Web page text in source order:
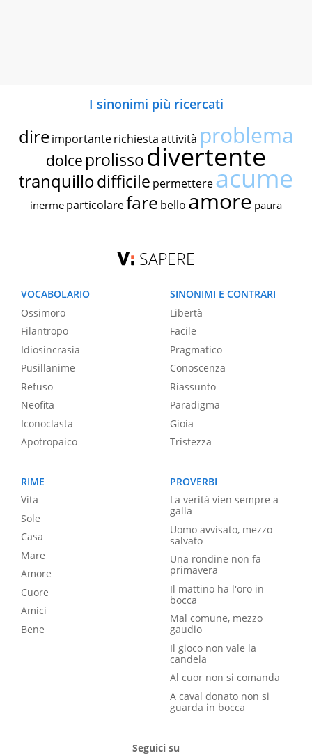
I sinonimi più ricercati
dire importante richiestaattività problema
dolce prolissodivertente
tranquillodifficile permettereacume
inerme particolarefare bello amore paura
SAPERE
VOCABOLARIO
Ossimoro
Filantropo
Idiosincrasia
Pusillanime
Refuso
Neofita
Iconoclasta
Apotropaico
SINONIMI E CONTRARI
Libertà
Facile
Pragmatico
Conoscenza
Riassunto
Paradigma
Gioia
Tristezza
RIME
Vita
Sole
Casa
Mare
Amore
Cuore
Amici
Bene
PROVERBI
La verità vien sempre a
galla
Uomo avvisato, mezzo
salvato
Una rondine non fa
primavera
Il mattino ha l'oro in
bocca
Mal comune, mezzo
gaudio
Il gioco non vale la
candela
Al cuor non si comanda
A caval donato non si
guarda in bocca
Seguici su